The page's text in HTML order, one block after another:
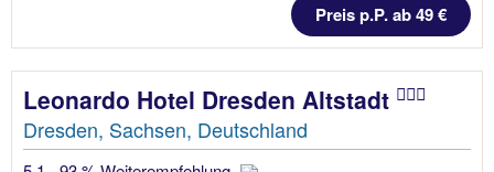
Preis p.P. ab 49 €
Leonardo Hotel Dresden Altstadt
Dresden, Sachsen, Deutschland